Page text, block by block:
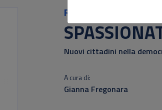
Ricerca
Nuovi cittadini nella
A cura di:
Gianna Fregonara